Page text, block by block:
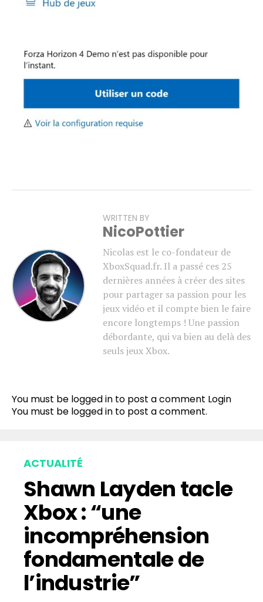
WRITTEN BY
NicoPottier
Nicolas est le co-fondateur de
XboxSquad.fr. Il a passé ces 25
dernières années à créer des sites
pour partager sa passion pour les
jeux vidéo et il compte bien le faire
encore longtemps ! Une passion
débordante, qui va bien au delà des
seuls jeux Xbox.
You must be logged in to post a comment Login
You must be logged in to post a comment.
ACTUALITÉ
Shawn Layden tacle
Xbox : “une
incompréhension
fondamentale de
l’industrie”
Pinterest